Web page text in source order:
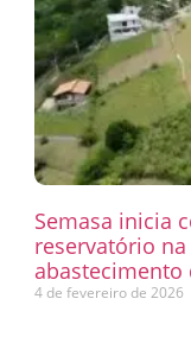
Semasa inicia
reservatório
abastecimento
4 de fevereiro de 2026